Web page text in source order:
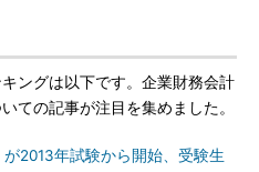
ングは以下です。企業財務会計
ての記事が注目を集めました。
2013年試験から開始、受験生